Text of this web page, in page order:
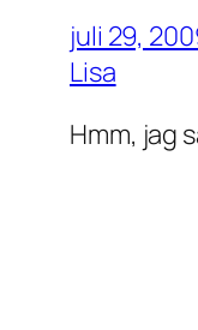
juli 29,
Lisa
Hmm, jag